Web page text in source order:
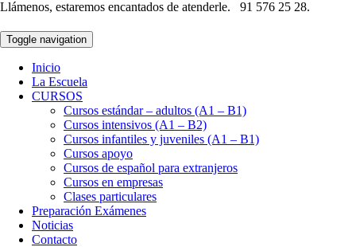
Llámenos, estaremos encantados de atenderle. 91 576 25 28.
Toggle navigation
Inicio
La Escuela
CURSOS
Cursos estándar – adultos (A1 – B1)
Cursos intensivos (A1 – B2)
Cursos infantiles y juveniles (A1 – B1)
Cursos apoyo
Cursos de español para extranjeros
Cursos en empresas
Clases particulares
Preparación Exámenes
Noticias
Contacto